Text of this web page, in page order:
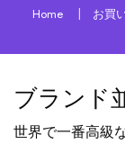
Home お買
ブランド
世界で一番高級